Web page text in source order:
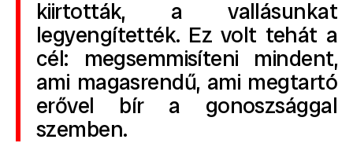
kiirtották, a vallásunkat
legyengítették. Ez volt tehát a
cél: megsemmisíteni mindent,
ami magasrendű, ami megtartó
erővel bír a gonoszsággal
szemben.